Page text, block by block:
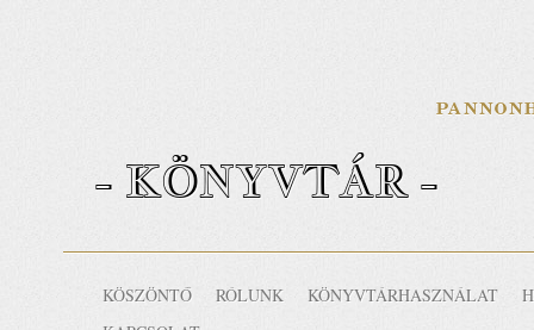
- KÖNYVTÁR -
KÖSZÖNTŐ RÓLUNK KÖNYVTÁRHASZNÁLAT